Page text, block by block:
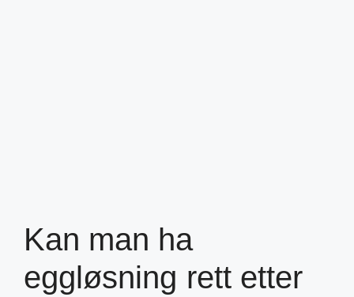
Kan man ha
eggløsning rett etter